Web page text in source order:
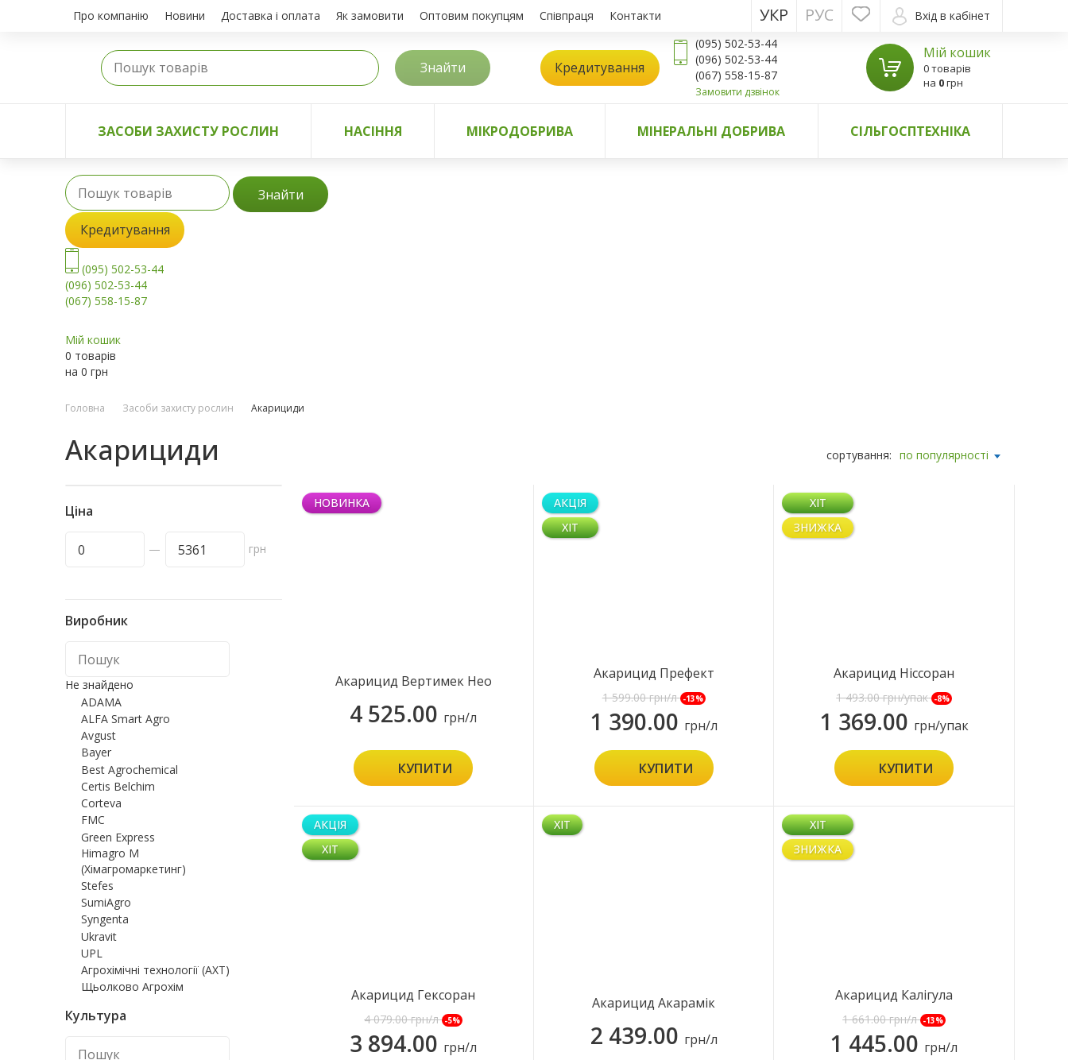
Про компанію Новини Доставка і оплата Як замовити Оптовим покупцям Співпраця Контакти Вхід в кабінет
РУС
УКР
Знайти Кредитування
(095) 502-53-44
(096) 502-53-44
(067) 558-15-87
Замовити дзвінок
Мій кошик
0 товарів
на 0грн
ЗАСОБИ ЗАХИСТУ РОСЛИН НАСІННЯ МІКРОДОБРИВА МІНЕРАЛЬНІ ДОБРИВА СІЛЬГОСПТЕХНІКА
Знайти
Кредитування
(095) 502-53-44
(096) 502-53-44
(067) 558-15-87
Мій кошик
0 товарів
на 0 грн
Головна Засоби захисту рослин Акарициди
Акарициди сортування: по популярності
Ціна
— грн
Виробник
Не знайдено
ADAMA
ALFA Smart Agro
Avgust
Bayer
Best Agrochemical
Certis Belchim
Corteva
FMC
Green Express
Himagro M
(Хімагромаркетинг)
Stefes
SumiAgro
Syngenta
Ukravit
UPL
Агрохімічні технології (АХТ)
Щьолково Агрохім
Культура
НОВИНКА
Акарицид Вертимек Нео
4 525.00 грн/л
КУПИТИ
АКЦІЯ
ХІТ
Акарицид Префект
1 599.00грн/л -13%
1 390.00 грн/л
КУПИТИ
ХІТ
ЗНИЖКА
Акарицид Ніссоран
1 493.00грн/упак -8%
1 369.00 грн/упак
КУПИТИ
АКЦІЯ
ХІТ
Акарицид Гексоран
4 079.00грн/л -5%
3 894.00 грн/л
ХІТ
Акарицид Акарамік
2 439.00 грн/л
ХІТ
ЗНИЖКА
Акарицид Калігула
1 661.00грн/л -13%
1 445.00 грн/л